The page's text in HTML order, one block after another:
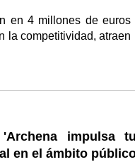
en 4 millones de euros
la competitividad, atraen
impulsa tu
en el ámbito